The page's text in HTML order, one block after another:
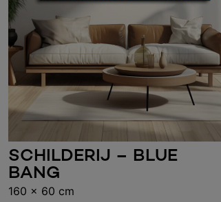
Toevoegen aan winkelwagen
SCHILDERIJ – BLUE
BANG
160 x 60 cm